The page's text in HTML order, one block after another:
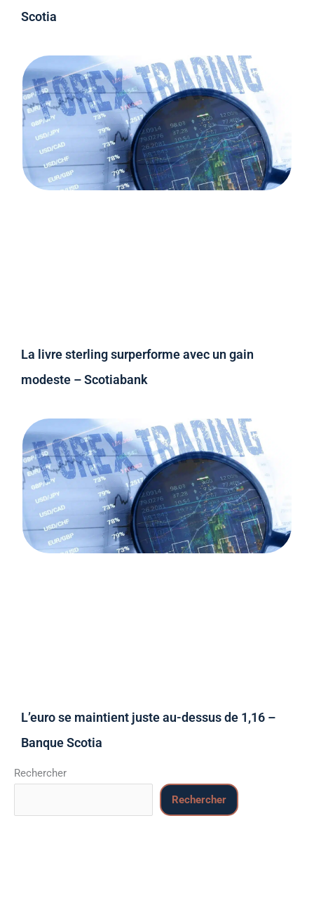
Scotia
La livre sterling surperforme avec un gain
modeste – Scotiabank
L’euro se maintient juste au-dessus de 1,16 –
Banque Scotia
Rechercher
Rechercher